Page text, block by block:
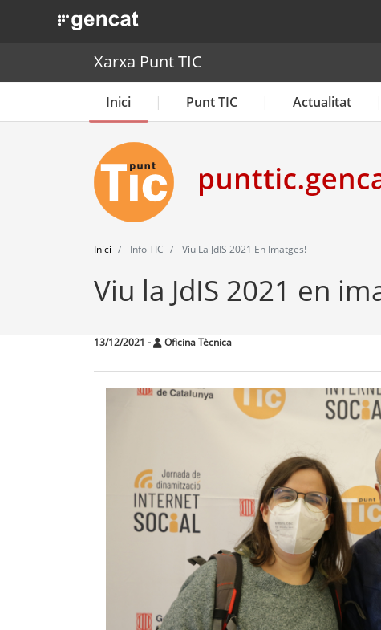
. Obre en una nova finestra.
Xarxa Punt TIC
Inici Punt TIC Actualitat
Inici Info TIC Viu La JdIS 2021 En Imatges!
Viu la JdIS 2021 en
13/12/2021 - Oficina Tècnica